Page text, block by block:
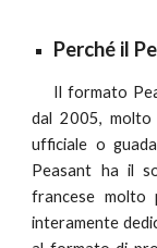
Perché il
Il formato
dal 2005,
ufficiale o
Peasant ha il
francese molto
interamente